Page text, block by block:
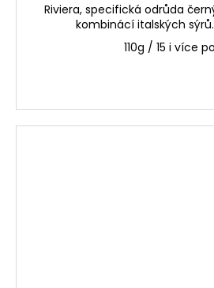
Riviera, specifická odrůda
kombinácí italských sýrů.
110g / 15 i více